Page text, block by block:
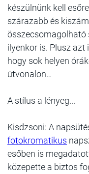
készülnünk kell
szárazabb és
összecsomagolható
ilyenkor is. Plusz
hogy sok helyen
útvonalon…
A stílus a lényeg...
Kisdzsoni: A
fotokromatikus
esőben is
közepette a biztos